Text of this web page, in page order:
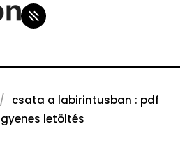
csata a labirintusban : pdf
letöltés